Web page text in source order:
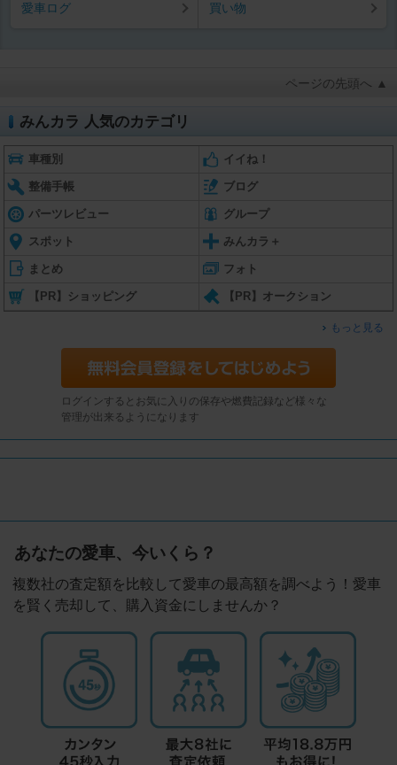
愛車ログ 買い物
ページの先頭へ ▲
みんカラ 人気のカテゴリ
車種別 イイね！
整備手帳 ブログ
パーツレビュー グループ
スポット みんカラ＋
まとめ フォト
【PR】ショッピング 【PR】オークション
もっと見る
ログインするとお気に入りの保存や燃費記録など様々な
管理が出来るようになります
あなたの愛車、今いくら？
複数社の査定額を比較して愛車の最高額を調べよう！愛車
を賢く売却して、購入資金にしませんか？